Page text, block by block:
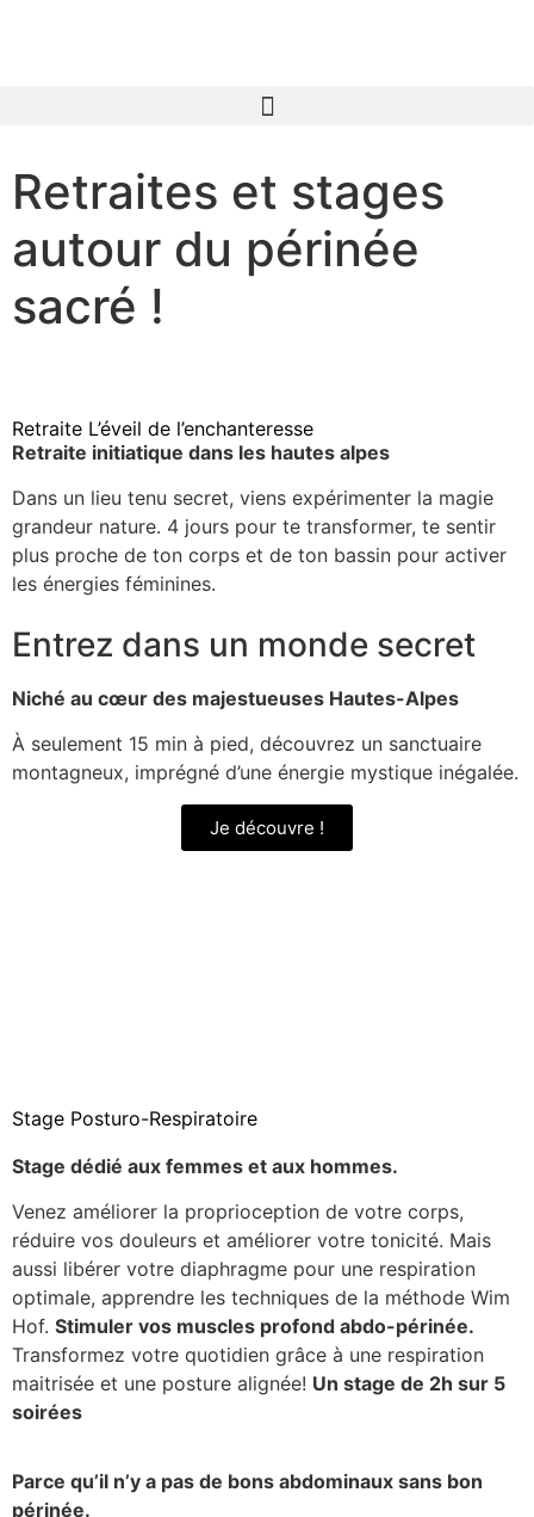
Retraites et stages
autour du périnée
sacré !
Retraite L’éveil de l’enchanteresse
Retraite initiatique dans les hautes alpes
Dans un lieu tenu secret, viens expérimenter la magie
grandeur nature. 4 jours pour te transformer, te sentir
plus proche de ton corps et de ton bassin pour activer
les énergies féminines.
Entrez dans un monde secret
Niché au cœur des majestueuses Hautes-Alpes
À seulement 15 min à pied, découvrez un sanctuaire
montagneux, imprégné d’une énergie mystique inégalée.
Je découvre !
Stage Posturo-Respiratoire
Stage dédié aux femmes et aux hommes.
Venez améliorer la proprioception de votre corps,
réduire vos douleurs et améliorer votre tonicité. Mais
aussi libérer votre diaphragme pour une respiration
optimale, apprendre les techniques de la méthode Wim
Hof. Stimuler vos muscles profond abdo-périnée.
Transformez votre quotidien grâce à une respiration
maitrisée et une posture alignée! Un stage de 2h sur 5
soirées
Parce qu’il n’y a pas de bons abdominaux sans bon
périnée.